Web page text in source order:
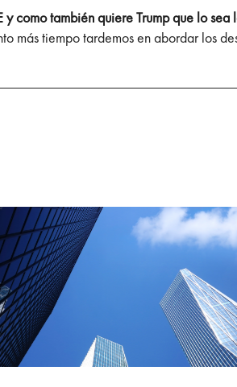
como también quiere Trump que lo sea
más tiempo tardemos en abordar los